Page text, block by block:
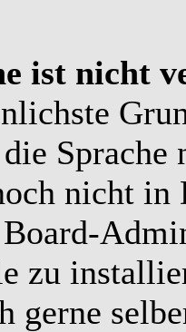
ist nicht
Sprache
nicht in
zu
gerne